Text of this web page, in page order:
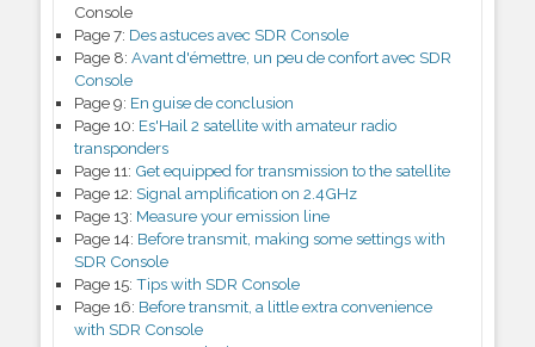
Console
Page 7: Des astuces avec SDR Console
Page 8: Avant d'émettre, un peu de confort avec SDR
Console
Page 9: En guise de conclusion
Page 10: Es'Hail 2 satellite with amateur radio
transponders
Page 11: Get equipped for transmission to the satellite
Page 12: Signal amplification on 2.4GHz
Page 13: Measure your emission line
Page 14: Before transmit, making some settings with
SDR Console
Page 15: Tips with SDR Console
Page 16: Before transmit, a little extra convenience
with SDR Console